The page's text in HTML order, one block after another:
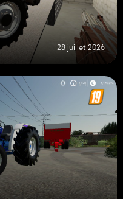
28 juillet 2026